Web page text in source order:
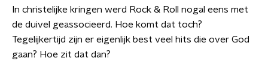
In christelijke kringen werd Rock & Roll nogal eens met
de duivel geassocieerd. Hoe komt dat toch?
Tegelijkertijd zijn er eigenlijk best veel hits die over God
gaan? Hoe zit dat dan?